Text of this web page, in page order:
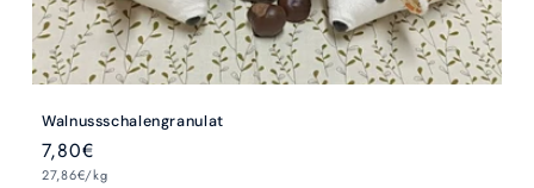
Walnussschalengranulat
Normaler
Preis
7,80€
Grundpreis
27,86€/kg